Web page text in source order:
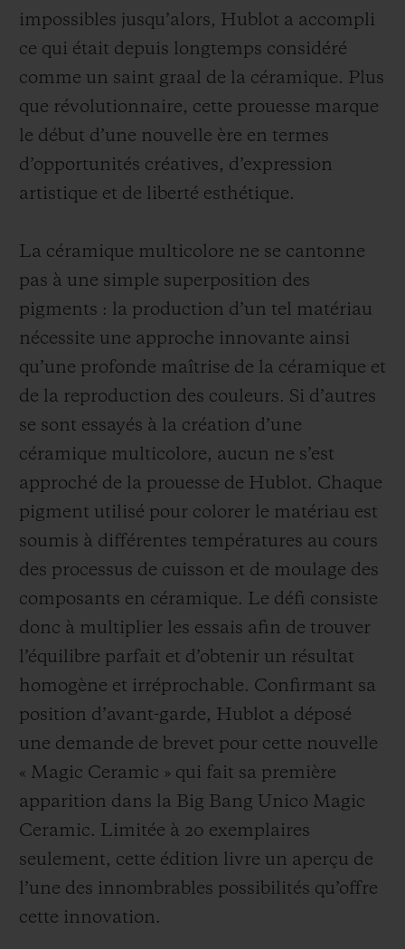
impossibles jusqu’alors, Hublot a accompli
ce qui était depuis longtemps considéré
comme un saint graal de la céramique. Plus
que révolutionnaire, cette prouesse marque
le début d’une nouvelle ère en termes
d’opportunités créatives, d’expression
artistique et de liberté esthétique.
La céramique multicolore ne se cantonne
pas à une simple superposition des
pigments : la production d’un tel matériau
nécessite une approche innovante ainsi
qu’une profonde maîtrise de la céramique et
de la reproduction des couleurs. Si d’autres
se sont essayés à la création d’une
céramique multicolore, aucun ne s’est
approché de la prouesse de Hublot. Chaque
pigment utilisé pour colorer le matériau est
soumis à différentes températures au cours
des processus de cuisson et de moulage des
composants en céramique. Le défi consiste
donc à multiplier les essais afin de trouver
l’équilibre parfait et d’obtenir un résultat
homogène et irréprochable. Confirmant sa
position d’avant-garde, Hublot a déposé
une demande de brevet pour cette nouvelle
« Magic Ceramic » qui fait sa première
apparition dans la Big Bang Unico Magic
Ceramic. Limitée à 20 exemplaires
seulement, cette édition livre un aperçu de
l’une des innombrables possibilités qu’offre
cette innovation.